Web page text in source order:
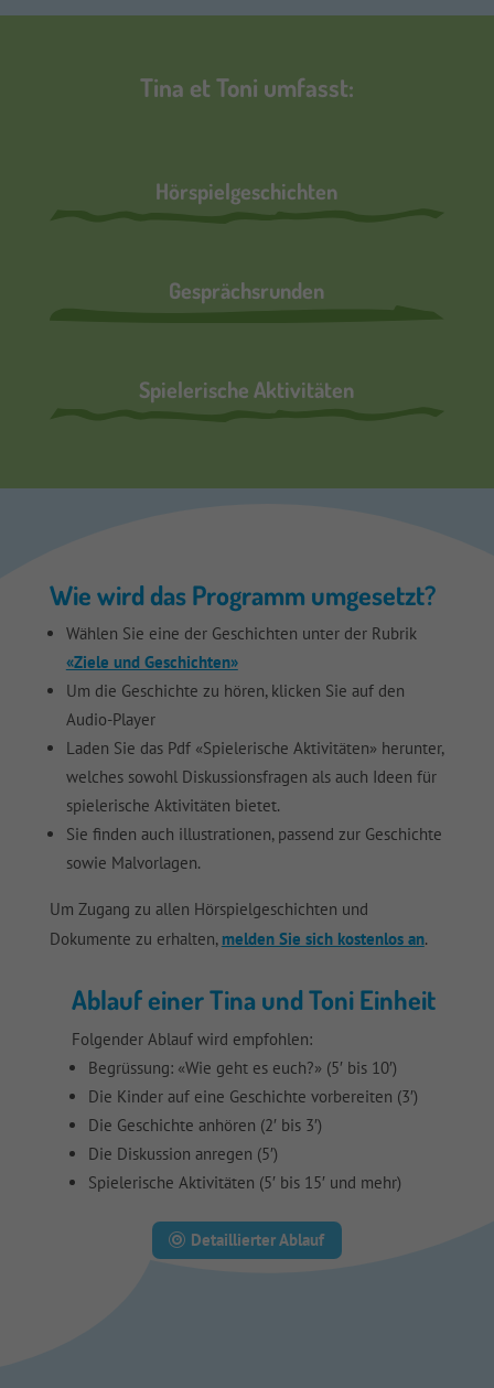
Tina et Toni umfasst:
Hörspielgeschichten
Gesprächsrunden
Spielerische Aktivitäten
Wie wird das Programm umgesetzt?
Wählen Sie eine der Geschichten unter der Rubrik
«Ziele und Geschichten»
Um die Geschichte zu hören, klicken Sie auf den
Audio-Player
Laden Sie das Pdf «Spielerische Aktivitäten» herunter,
welches sowohl Diskussionsfragen als auch Ideen für
spielerische Aktivitäten bietet.
Sie finden auch illustrationen, passend zur Geschichte
sowie Malvorlagen.
Um Zugang zu allen Hörspielgeschichten und
Dokumente zu erhalten, melden Sie sich kostenlos an.
Ablauf einer Tina und Toni Einheit
Folgender Ablauf wird empfohlen:
Begrüssung: «Wie geht es euch?» (5′ bis 10′)
Die Kinder auf eine Geschichte vorbereiten (3′)
Die Geschichte anhören (2′ bis 3′)
Die Diskussion anregen (5′)
Spielerische Aktivitäten (5′ bis 15′ und mehr)
Detaillierter Ablauf